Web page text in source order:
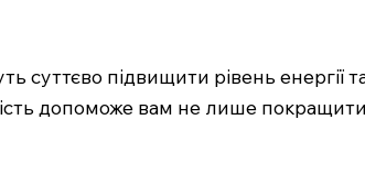
суттєво підвищити рівень
допоможе вам не лише